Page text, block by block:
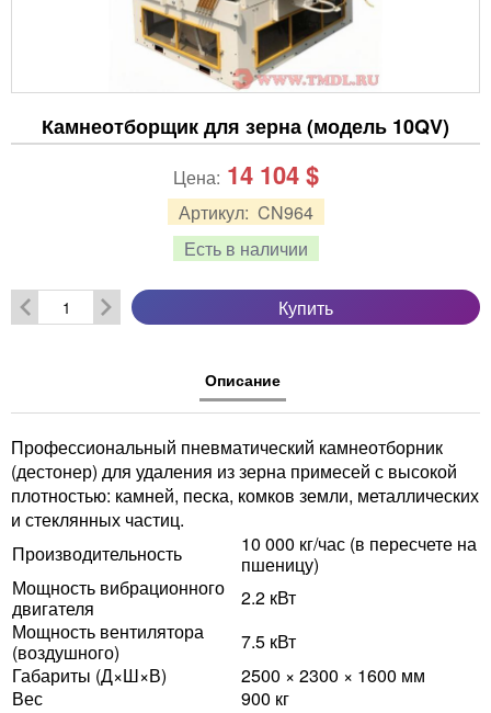
Камнеотборщик для зерна (модель 10QV)
Артикул: CN964
Есть в наличии
Цена: 14 104$
Купить
Описание
Профессиональный пневматический камнеотборник
(дестонер) для удаления из зерна примесей с высокой
плотностью: камней, песка, комков земли, металлических
и стеклянных частиц.
Производительность
10 000 кг/час (в пересчете на
пшеницу)
Мощность вибрационного
двигателя
2.2 кВт
Мощность вентилятора
(воздушного)
7.5 кВт
Габариты (Д×Ш×В)
2500 × 2300 × 1600 мм
Вес
900 кг